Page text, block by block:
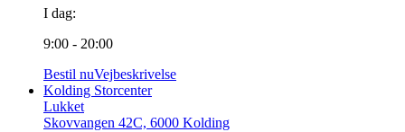
I dag:
9:00 - 20:00
Bestil nuVejbeskrivelse
Kolding Storcenter
Lukket
Skovvangen 42C, 6000 Kolding